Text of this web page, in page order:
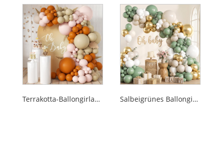
Terrakotta-Ballongirlanden-Set Salbeigrünes Ballongirlanden-Set